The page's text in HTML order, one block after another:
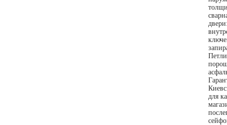
для